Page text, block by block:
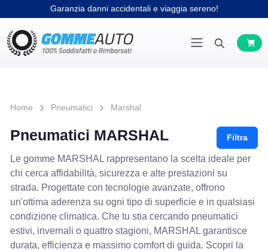
Garanzia danni accidentali e viaggia sereno!
Home Pneumatici Marshal
Pneumatici MARSHAL Filtra
Le gomme MARSHAL rappresentano la scelta ideale per
chi cerca affidabilità, sicurezza e alte prestazioni su
strada. Progettate con tecnologie avanzate, offrono
un'ottima aderenza su ogni tipo di superficie e in qualsiasi
condizione climatica. Che tu stia cercando pneumatici
estivi, invernali o quattro stagioni, MARSHAL garantisce
durata, efficienza e massimo comfort di guida. Scopri la